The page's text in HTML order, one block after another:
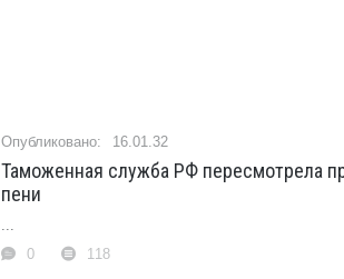
16.01.32
Таможенная служба РФ пересмотрела
пени
...
0
118